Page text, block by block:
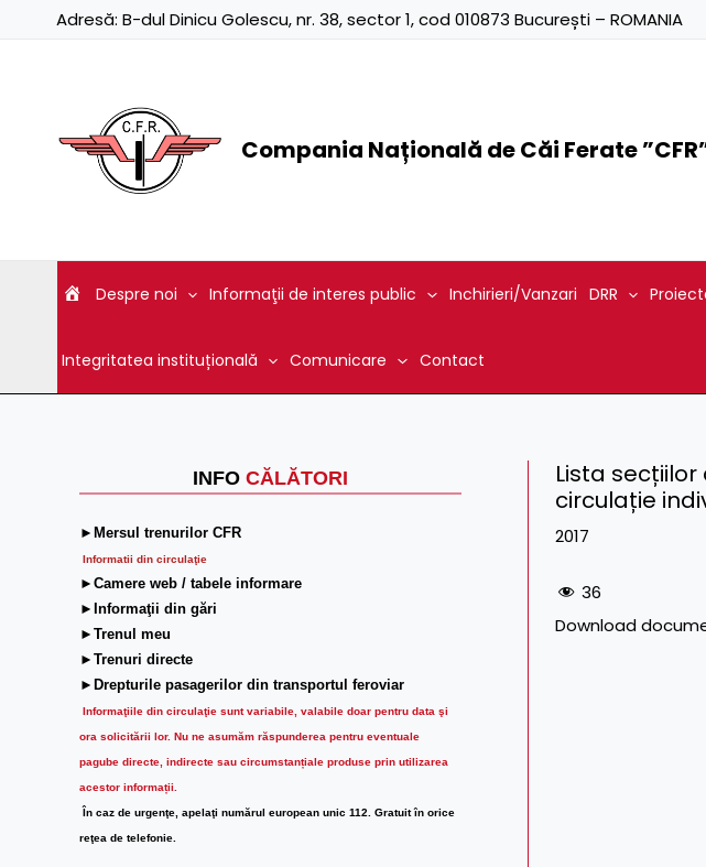
Adresă: B-dul Dinicu Golescu, nr. 38, sector 1, cod 010873 București – ROMANIA
Compania Națională de Căi Ferate
Despre noi Informaţii de interes public Inchirieri/Vanzari DRR
Integritatea instituțională Comunicare Contact
INFO CĂLĂTORI
►Mersul trenurilor CFR
Informatii din circulaţie
►Camere web / tabele informare
►Informaţii din gări
►Trenul meu
►Trenuri directe
►Drepturile pasagerilor din transportul feroviar
Informaţiile din circulaţie sunt variabile, valabile doar pentru data şi
ora solicitării lor. Nu ne asumăm răspunderea pentru eventuale
pagube directe, indirecte sau circumstanțiale produse prin utilizarea
acestor informații.
În caz de urgenţe, apelaţi numărul european unic 112. Gratuit în orice
reţea de telefonie.
Lista
circulație
2017
36
Download